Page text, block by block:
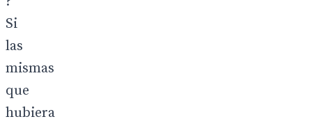
Si
las
mismas
que
hubiera